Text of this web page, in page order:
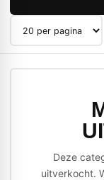
Deze
uitverkocht.